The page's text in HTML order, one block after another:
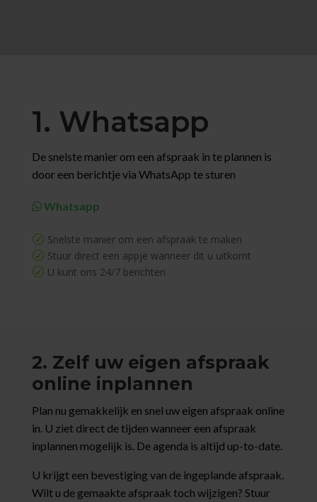
1. Whatsapp
De snelste manier om een afspraak in te plannen is
door een berichtje via WhatsApp te sturen
Whatsapp
R Snelste manier om een afspraak te maken
R Stuur direct een appje wanneer dit u uitkomt
R U kunt ons 24/7 berichten
2. Zelf uw eigen afspraak
online inplannen
Plan nu gemakkelijk en snel uw eigen afspraak online
in. U ziet direct de tijden wanneer een afspraak
inplannen mogelijk is. De agenda is altijd up-to-date.
U krijgt een bevestiging van de ingeplande afspraak.
Wilt u de gemaakte afspraak toch wijzigen? Stuur